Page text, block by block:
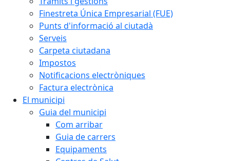
Finestreta Única Empresarial (FUE)
Punts d'informació al ciutadà
Serveis
Carpeta ciutadana
Impostos
Notificacions electròniques
Factura electrònica
El municipi
Guia del municipi
Com arribar
Guia de carrers
Equipaments